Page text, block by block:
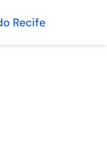
Recife